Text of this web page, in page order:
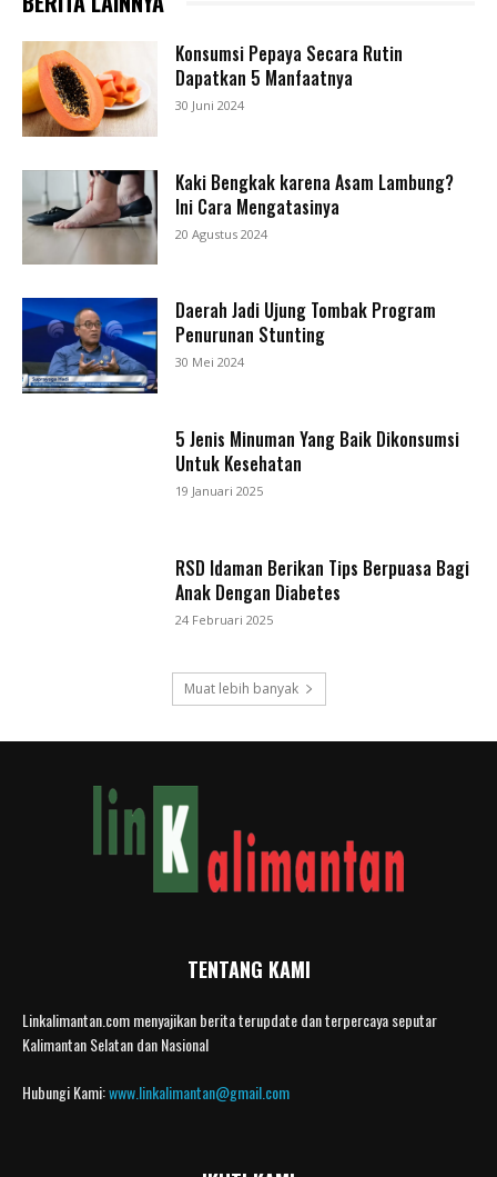
Konsumsi Pepaya Secara Rutin
Dapatkan 5 Manfaatnya
30 Juni 2024
Kaki Bengkak karena Asam Lambung?
Ini Cara Mengatasinya
20 Agustus 2024
Daerah Jadi Ujung Tombak Program
Penurunan Stunting
30 Mei 2024
5 Jenis Minuman Yang Baik Dikonsumsi
Untuk Kesehatan
19 Januari 2025
RSD Idaman Berikan Tips Berpuasa Bagi
Anak Dengan Diabetes
24 Februari 2025
Muat lebih banyak
TENTANG KAMI
Linkalimantan.com menyajikan berita terupdate dan terpercaya seputar
Kalimantan Selatan dan Nasional
Hubungi Kami:www.linkalimantan@gmail.com